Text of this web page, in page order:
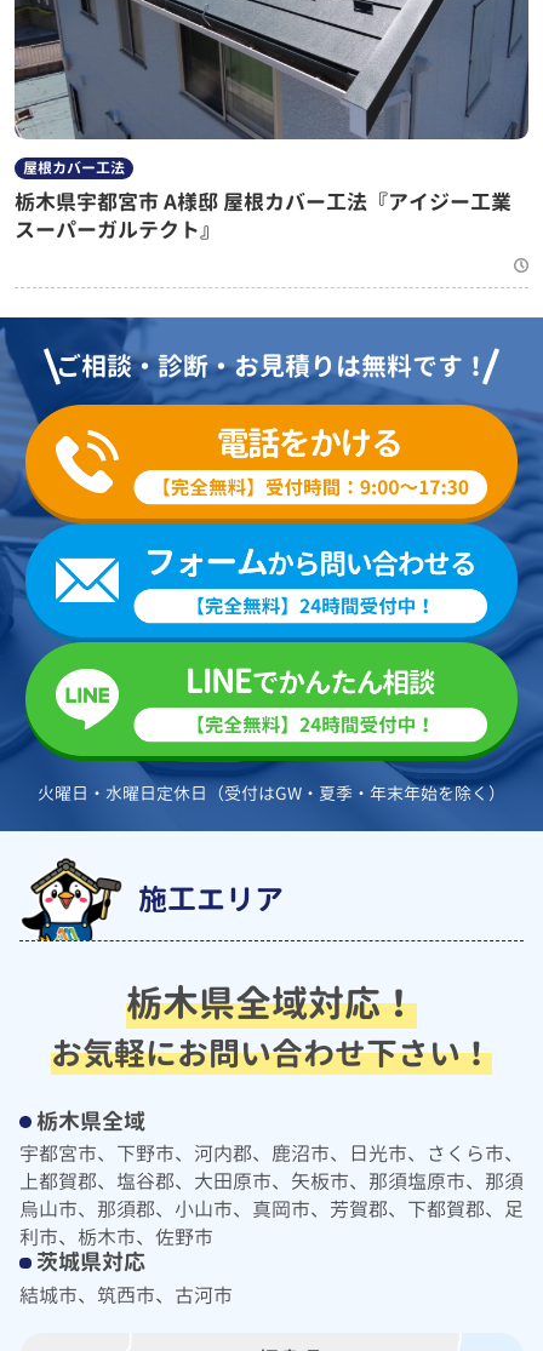
屋根カバー工法
栃木県宇都宮市 A様邸 屋根カバー工法『アイジー工業
スーパーガルテクト』
ご相談・診断・お見積りは無料です！
火曜日・水曜日定休日（受付はGW・夏季・年末年始を除く）
施工エリア
栃木県全域対応！
お気軽にお問い合わせ下さい！
栃木県全域
宇都宮市、下野市、河内郡、鹿沼市、日光市、さくら市、
上都賀郡、塩谷郡、大田原市、矢板市、那須塩原市、那須
烏山市、那須郡、小山市、真岡市、芳賀郡、下都賀郡、足
利市、栃木市、佐野市
茨城県対応
結城市、筑西市、古河市